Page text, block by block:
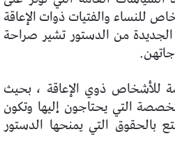
للنساء والفتيات ذوات الإعاقة
تبرر بوضوح أن المادة 49 الجديدة من الدستور تشير صراحة
للأشخاص ذوي الإعاقة ، بحيث
التي يحتاجون إليها وتكون
التي يمنحها الدستور